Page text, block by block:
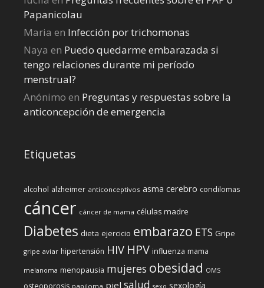
Papanicolau
Maria en Infección por trichomonas
Naya en Puedo quedarme embarazada si
tengo relaciones durante mi perí­odo
menstrual?
Anónimo en Preguntas y respuestas sobre la
anticoncepción de emergencia
Etiquetas
alcohol alzheimer anticonceptivos asma cerebro condilomas
cáncer cáncer de mama células madre
Diabetes dieta ejercicio embarazo ETS Gripe
gripe aviar hipertensión HIV HPV influenza mama
melanoma menopausia mujeres obesidad OMS
osteoporosis papiloma piel salud sexo sexología